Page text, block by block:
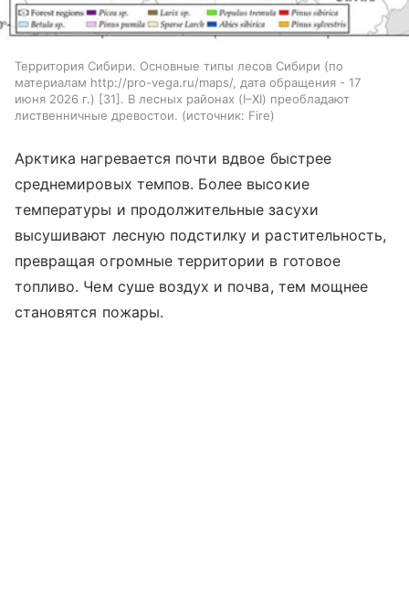
Территория Сибири. Основные типы лесов Сибири (по
материалам http://pro-vega.ru/maps/, дата обращения - 17
июня 2026 г.) [31]. В лесных районах (I–XI) преобладают
лиственничные древостои.
источник: Fire
Арктика нагревается почти вдвое быстрее
среднемировых темпов. Более высокие
температуры и продолжительные засухи
высушивают лесную подстилку и растительность,
превращая огромные территории в готовое
топливо. Чем суше воздух и почва, тем мощнее
становятся пожары.